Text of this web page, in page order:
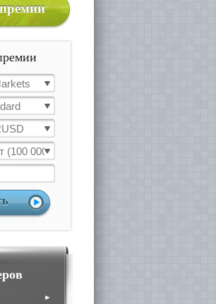
(100 000 ед)
►